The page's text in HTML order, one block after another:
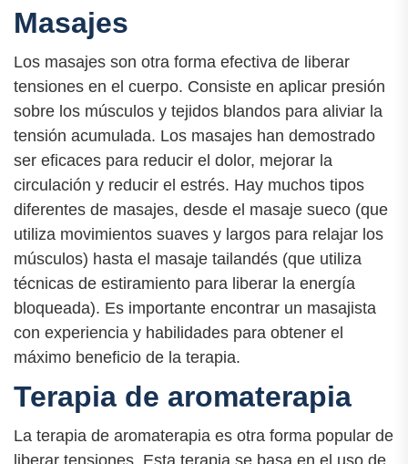
Masajes
Los masajes son otra forma efectiva de liberar
tensiones en el cuerpo. Consiste en aplicar presión
sobre los músculos y tejidos blandos para aliviar la
tensión acumulada. Los masajes han demostrado
ser eficaces para reducir el dolor, mejorar la
circulación y reducir el estrés. Hay muchos tipos
diferentes de masajes, desde el masaje sueco (que
utiliza movimientos suaves y largos para relajar los
músculos) hasta el masaje tailandés (que utiliza
técnicas de estiramiento para liberar la energía
bloqueada). Es importante encontrar un masajista
con experiencia y habilidades para obtener el
máximo beneficio de la terapia.
Terapia de aromaterapia
La terapia de aromaterapia es otra forma popular de
liberar tensiones. Esta terapia se basa en el uso de